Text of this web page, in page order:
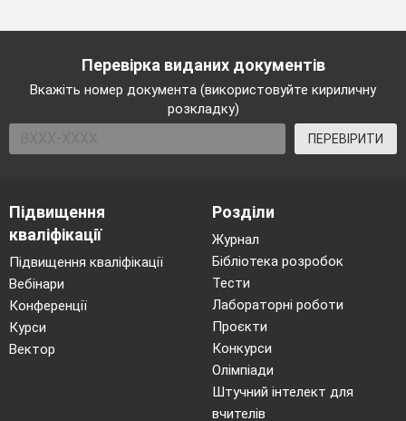
Перевірка виданих документів
Вкажіть номер документа (використовуйте кириличну
розкладку)
ПЕРЕВІРИТИ
Підвищення
кваліфікації
Підвищення кваліфікації
Вебінари
Конференції
Курси
Вектор
Розділи
Журнал
Бібліотека розробок
Тести
Лабораторні роботи
Проєкти
Конкурси
Олімпіади
Штучний інтелект для
вчителів